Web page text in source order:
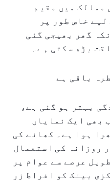
ممالک میں مقیم
خاص طور پر
گھر بھیجی گئی
بڑھ سکتی ہے۔
باقی ہے
بہتر ہو گئی ہے،
بھی ایک نمایاں
ہوا ہے۔ کھانے کی
روزانہ کی استعمال
عرصے سے عوام پر
بینک کو افراط زر